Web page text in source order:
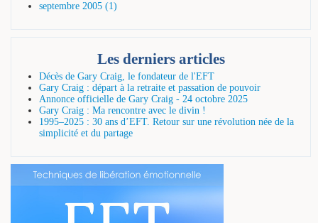
septembre 2005 (1)
Les derniers articles
Décès de Gary Craig, le fondateur de l'EFT
Gary Craig : départ à la retraite et passation de pouvoir
Annonce officielle de Gary Craig - 24 octobre 2025
Gary Craig : Ma rencontre avec le divin !
1995–2025 : 30 ans d’EFT. Retour sur une révolution née de la
simplicité et du partage